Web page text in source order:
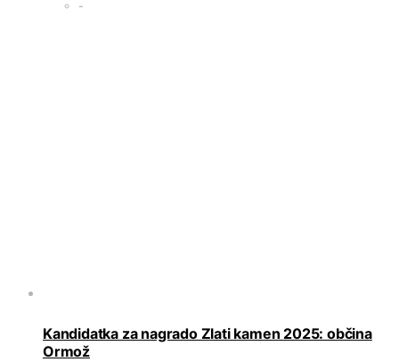
Kandidatka za nagrado Zlati kamen 2025: občina
Ormož